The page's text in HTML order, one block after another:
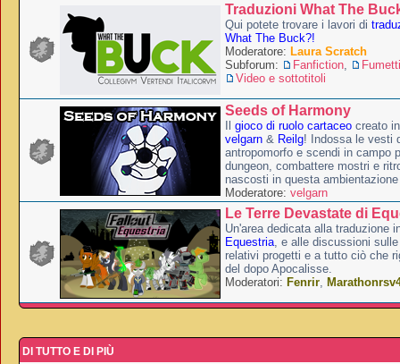
Traduzioni What The
Qui potete trovare i lavori di
What The Buck?!
Moderatore: Laura Scratch
Subforum:
Fanfiction,
Fumetti
Video e sottotitoli
Seeds of Harmony
gioco di ruolo cartaceo creato
velgarn & Reilg! Indossa le vesti
antropomorfo e scendi in campo
dungeon, combattere mostri e
nascosti in questa
Moderatore: velgarn
Le Terre Devastate di
Un'area dedicata alla traduzione
Equestria, e alle discussioni
relativi progetti e a tutto ciò che
del dopo Apocalisse.
Moderatori: Fenrir,
DI TUTTO E DI PIÙ